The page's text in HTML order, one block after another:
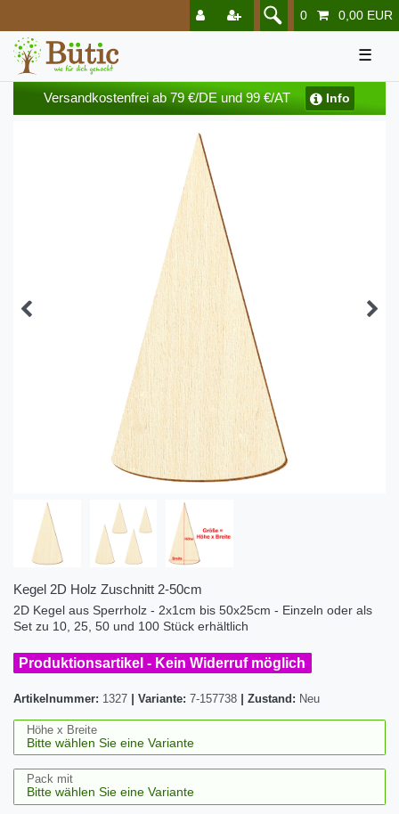
0 0,00 EUR
☰
Versandkostenfrei ab 79 €/DE und 99 €/AT Info
Kegel 2D Holz Zuschnitt 2-50cm
2D Kegel aus Sperrholz - 2x1cm bis 50x25cm - Einzeln oder als
Set zu 10, 25, 50 und 100 Stück erhältlich
Produktionsartikel - Kein Widerruf möglich
Artikelnummer: 1327 Variante: 7-157738 Zustand: Neu
Höhe x Breite
Pack mit